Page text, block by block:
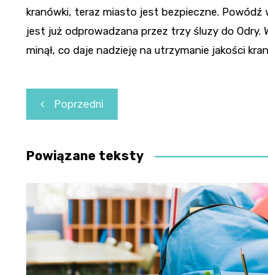
kranówki, teraz miasto jest bezpieczne. Powódź
jest już odprowadzana przez trzy śluzy do
minął, co daje nadzieję na utrzymanie jakości
Nawigacja
wpisu
Poprzedni
Powiązane teksty